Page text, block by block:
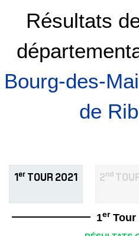
Résultats
Bourg-des-
de
1er TOUR 2021 2nd
1erTour